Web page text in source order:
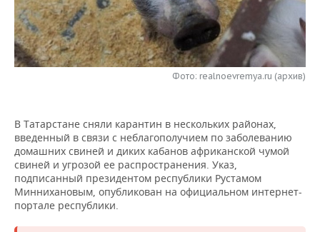
НЕФТЕХИМИЯ
НЕФТЬ
ОПК
РОЗНИЧНАЯ ТОРГОВЛЯ
ТРАНСПОРТ
НОВОСТИ ТЕХНОЛОГИЙ
IT
ТЕЛЕКОММУНИКАЦИИ
МЕРОПРИЯТИЯ
НОВОСТИ МЕРОПРИЯТИЙ
БИЗНЕС-БРАНЧИ
ONLINE-КОНФЕРЕНЦИИ
ОТКРЫТАЯ ЛЕКЦИЯ
СПОРТ
ФУТБОЛ
ХОККЕЙ
БАСКЕТБОЛ
ВОЛЕЙБОЛ
НОВОСТИ ОБЩЕСТВА
ВЛАСТЬ
ИНФРАСТРУКТУРА
ИСТОРИЯ
ФОТОГАЛЕРЕЯ
СЮЖЕТЫ
СПРАВОЧНИК
СПИСОК ПЕРСОН
ПОЛНАЯ ВЕРСИЯ
Фото: realnoevremya.ru (архив)
В Татарстане сняли карантин в нескольких районах,
введенный в связи с неблагополучием по заболеванию
домашних свиней и диких кабанов африканской чумой
свиней и угрозой ее распространения. Указ,
подписанный президентом республики Рустамом
Миннихановым, опубликован на официальном интернет-
портале республики.